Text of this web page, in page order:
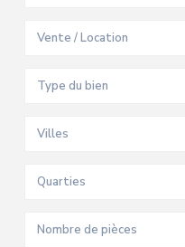
Vente / Location
Type du bien
Villes
Quarties
Nombre de pièces